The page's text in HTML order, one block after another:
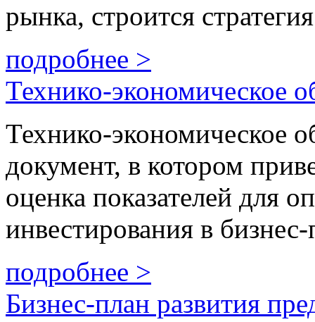
рынка, строится
подробнее >
Технико-экономическое
Технико-экономическое
документ, в котором
оценка показателей для
инвестирования в бизнес-
подробнее >
Бизнес-план развития